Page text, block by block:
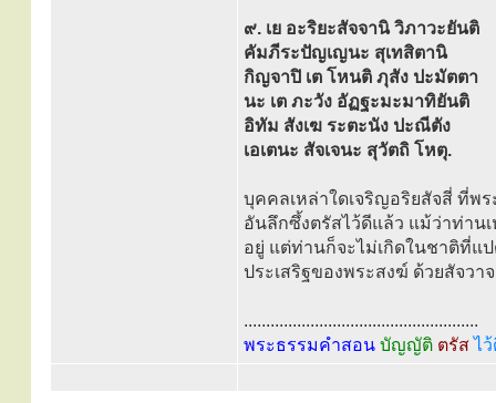
๙. เย อะริยะสัจจานิ วิภาวะยันติ
คัมภีระปัญเญนะ สุเทสิตานิ
กิญจาปิ เต โหนติ ภุสัง ปะมัตตา
นะ เต ภะวัง อัฏฐะมะมาทิยันติ
อิทัม สังเฆ ระตะนัง ปะณีตัง
เอเตนะ สัจเจนะ สุวัตถิ โหตุ.
บุคคลเหล่าใดเจริญอริยสัจสี่ ที่พ
อันลึกซึ้งตรัสไว้ดีแล้ว แม้ว่าท่าน
อยู่ แต่ท่านก็จะไม่เกิดในชาติที่
ประเสริฐของพระสงฆ์ ด้วยสัจว
.....................................................
พระธรรมคำสอน บัญญัติ ตรัสไ